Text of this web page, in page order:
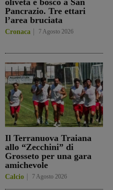
Pancrazio. Tre ettari
l’area bruciata
Cronaca 7 Agosto 2026
Il Terranuova Traiana
allo “Zecchini” di
Grosseto per una gara
amichevole
Calcio 7 Agosto 2026